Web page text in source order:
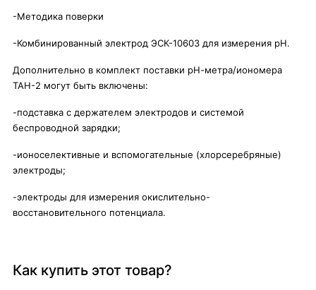
-Методика поверки
-Комбинированный электрод ЭСК-10603 для измерения рН.
Дополнительно в комплект поставки рН-метра/иономера
ТАН-2 могут быть включены:
-подставка с держателем электродов и системой
беспроводной зарядки;
-ионоселективные и вспомогательные (хлорсеребряные)
электроды;
-электроды для измерения окислительно-
восстановительного потенциала.
Как купить этот товар?